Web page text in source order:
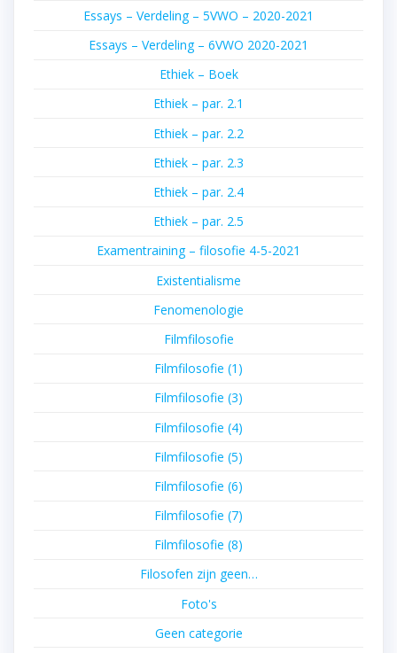
Essays – Verdeling – 5VWO – 2020-2021
Essays – Verdeling – 6VWO 2020-2021
Ethiek – Boek
Ethiek – par. 2.1
Ethiek – par. 2.2
Ethiek – par. 2.3
Ethiek – par. 2.4
Ethiek – par. 2.5
Examentraining – filosofie 4-5-2021
Existentialisme
Fenomenologie
Filmfilosofie
Filmfilosofie (1)
Filmfilosofie (3)
Filmfilosofie (4)
Filmfilosofie (5)
Filmfilosofie (6)
Filmfilosofie (7)
Filmfilosofie (8)
Filosofen zijn geen…
Foto's
Geen categorie